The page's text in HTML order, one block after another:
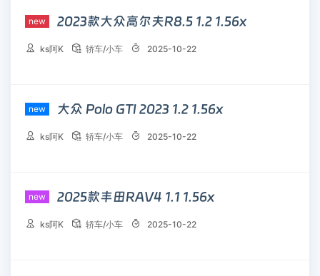
new 2023款大众高尔夫R8.5 1.2 1.56x
 ks阿K  轿车/小车  2025-10-22
new 大众 Polo GTI 2023 1.2 1.56x
 ks阿K  轿车/小车  2025-10-22
new 2025款丰田RAV4 1.1 1.56x
 ks阿K  轿车/小车  2025-10-22